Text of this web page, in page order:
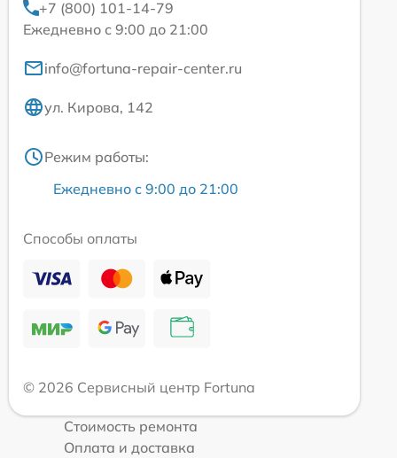
+7 (800) 101-14-79
Ежедневно с 9:00 до 21:00
info@fortuna-repair-center.ru
ул. Кирова, 142
Режим работы:
Ежедневно с 9:00 до 21:00
Способы оплаты
© 2026 Сервисный центр Fortuna
Стоимость ремонта
Оплата и доставка